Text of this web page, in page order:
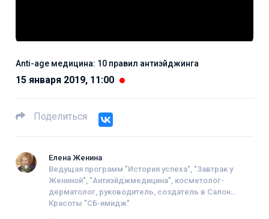
Anti-age медицина: 10 правил антиэйджинга
15 января 2019, 11:00
Поделиться
Елена Женина
Ведущая программ "История успеха", "Завтрак у
Жениной", "Антиэйджмедицина", косметолог-
дерматолог, руководитель, создатель в Салон
Красоты "СБ-имидж"